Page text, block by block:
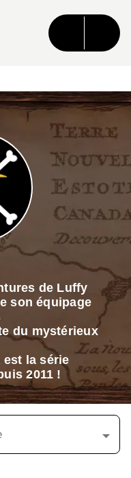
CONTENU
de Luffy
son équipage
du mystérieux
est la série
2011 !